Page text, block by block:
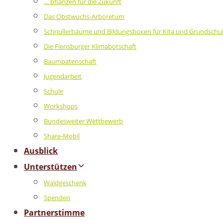
Das Obstwuchs-Arboretum
Schnullerbäume und Bildungsboxen für Kita und
Die Flensburger Klimabotschaft
Baumpatenschaft
Jugendarbeit
Schule
Workshops
Bundesweiter Wettbewerb
Share-Mobil
Ausblick
Unterstützen
Waldgeschenk
Spenden
Partnerstimme